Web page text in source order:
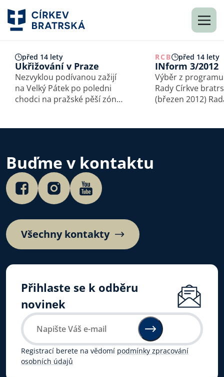
před 14 lety
Ukřižování v Praze
Nezvyklou podívanou zažijí
na Velký Pátek po poledni
chodci na pražské pěší zóně.
a pro diváky jistě
nezapomenutelným…
RCB před 14 lety
INform 3/2012
Výběr z
Rady Církve
(březen 2012) Rada Církve
Buďme v kontaktu
Všechny kontakty
Přihlaste se k odběru
novinek
Registrací berete na vědomí podmínky zpracování
osobních údajů